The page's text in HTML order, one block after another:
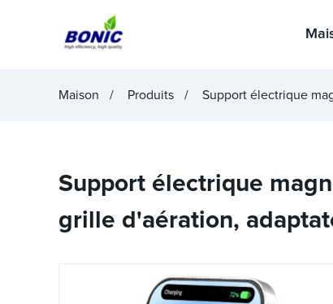
Maison Produits Support électrique
Support électrique
grille d'aération,